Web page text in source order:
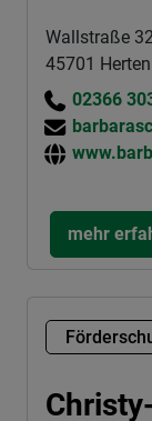
Wallstraße
45701 Herten
02366
mehr